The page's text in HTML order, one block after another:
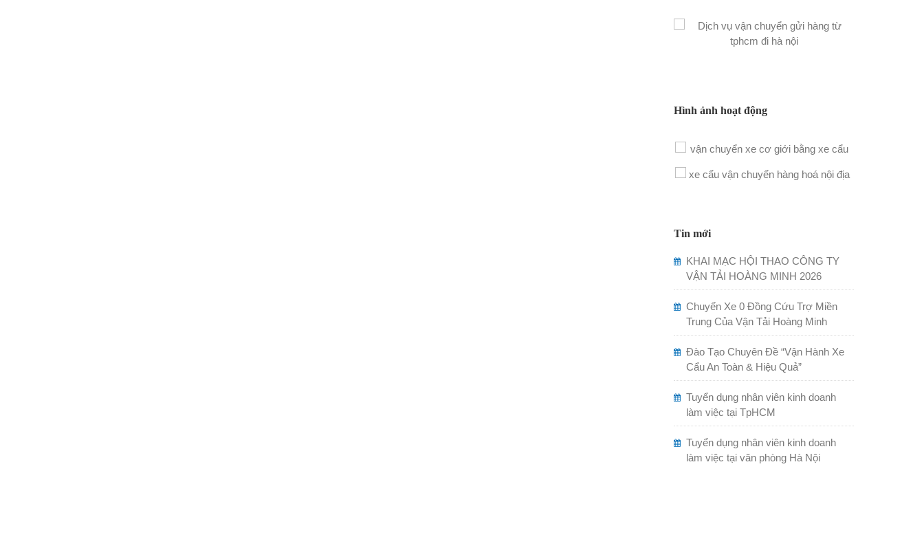
Hình ảnh hoạt động
Tin mới
KHAI MẠC HỘI THAO CÔNG TY
VẬN TẢI HOÀNG MINH 2026
Chuyến Xe 0 Đồng Cứu Trợ Miền
Trung Của Vận Tải Hoàng Minh
Đào Tạo Chuyên Đề “Vận Hành Xe
Cẩu An Toàn & Hiệu Quả”
Tuyển dụng nhân viên kinh doanh
làm việc tại TpHCM
Tuyển dụng nhân viên kinh doanh
làm việc tại văn phòng Hà Nội